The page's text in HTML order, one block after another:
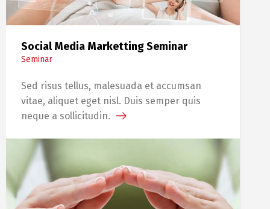
Social Media Marketting Seminar
Seminar
Sed risus tellus, malesuada et accumsan
vitae, aliquet eget nisl. Duis semper quis
neque a sollicitudin.